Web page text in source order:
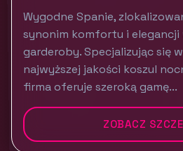
Wygodne Spanie,
synonim komfortu i elegancji
garderoby. Specjalizując się
najwyższej jakości koszul
firma oferuje szeroką gamę...
ZOBACZ